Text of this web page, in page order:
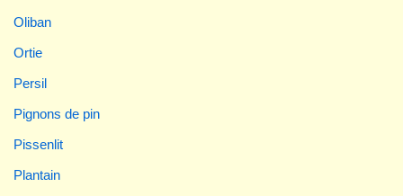
Oliban
Ortie
Persil
Pignons de pin
Pissenlit
Plantain